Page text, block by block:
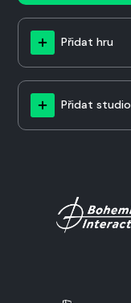
Přidat hru
Přidat studio